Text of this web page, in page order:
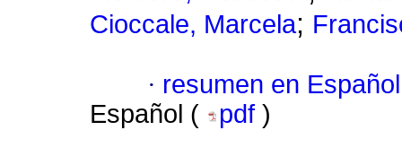
Cioccale, Marcela;
· resumen en Español
Español (
pdf )